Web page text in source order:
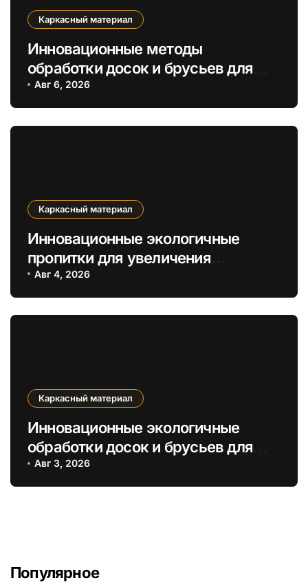
Каркасный материал
Инновационные методы
обработки досок и брусьев для
повышения экологичности
каркасов
Авг 6, 2026
Каркасный материал
Инновационные экологичные
пропитки для увеличения
долговечности деревянных
каркасов
Авг 4, 2026
Каркасный материал
Инновационные экологичные
обработки досок и брусьев для
долговечных каркасных построек
Авг 3, 2026
Популярное